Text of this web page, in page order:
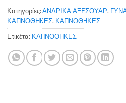
Κατηγορίες:ΑΝΔΡΙΚΑ ΑΞΕΣΟΥΑΡ,
ΚΑΠΝΟΘΗΚΕΣ, ΚΑΠΝΟΘΗΚΕΣ
Ετικέτα: ΚΑΠΝΟΘΗΚΕΣ